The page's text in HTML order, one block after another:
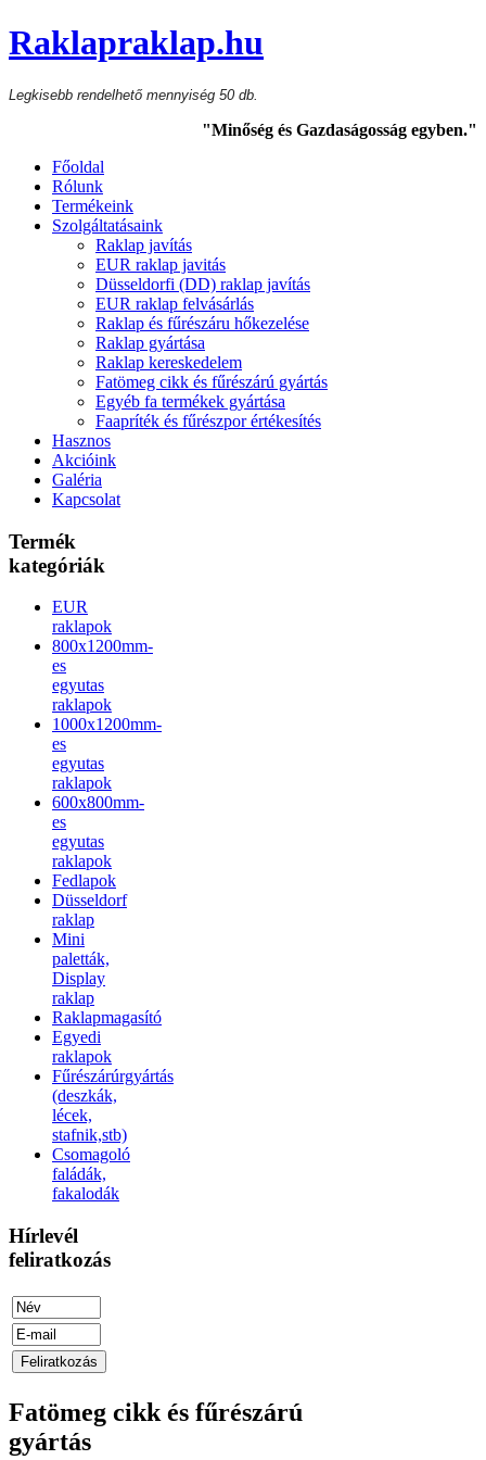
Raklapraklap.hu
Legkisebb rendelhető mennyiség 50 db.
"Minőség és Gazdaságosság egyben."
Főoldal
Rólunk
Termékeink
Szolgáltatásaink
Raklap javítás
EUR raklap javitás
Düsseldorfi (DD) raklap javítás
EUR raklap felvásárlás
Raklap és fűrészáru hőkezelése
Raklap gyártása
Raklap kereskedelem
Fatömeg cikk és fűrészárú gyártás
Egyéb fa termékek gyártása
Faapríték és fűrészpor értékesítés
Hasznos
Akcióink
Galéria
Kapcsolat
Termék
kategóriák
EUR
raklapok
800x1200mm-
es
egyutas
raklapok
1000x1200mm-
es
egyutas
raklapok
600x800mm-
es
egyutas
raklapok
Fedlapok
Düsseldorf
raklap
Mini
paletták,
Display
raklap
Raklapmagasító
Egyedi
raklapok
Fűrészárúrgyártás
(deszkák,
lécek,
stafnik,stb)
Csomagoló
faládák,
fakalodák
Hírlevél
feliratkozás
Fatömeg cikk és fűrészárú
gyártás